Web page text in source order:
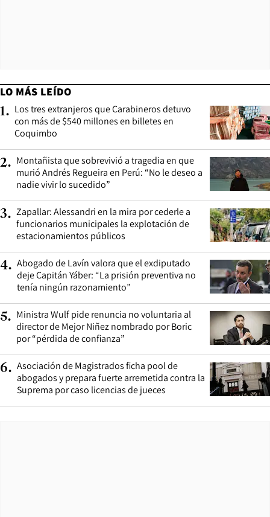
LO MÁS LEÍDO
1. Los tres extranjeros que Carabineros detuvo
con más de $540 millones en billetes en
Coquimbo
2. Montañista que sobrevivió a tragedia en que
murió Andrés Regueira en Perú: “No le deseo a
nadie vivir lo sucedido”
3. Zapallar: Alessandri en la mira por cederle a
funcionarios municipales la explotación de
estacionamientos públicos
4. Abogado de Lavín valora que el exdiputado
deje Capitán Yáber: “La prisión preventiva no
tenía ningún razonamiento”
5. Ministra Wulf pide renuncia no voluntaria al
director de Mejor Niñez nombrado por Boric
por “pérdida de confianza”
6. Asociación de Magistrados ficha pool de
abogados y prepara fuerte arremetida contra la
Suprema por caso licencias de jueces